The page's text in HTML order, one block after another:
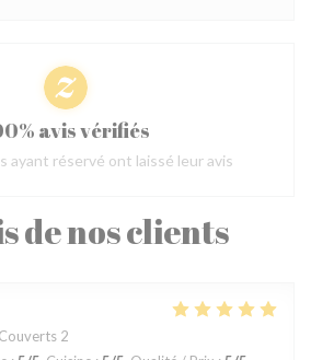
de nos clients
2
avis vérifiés
ayant réservé ont laissé leur avis